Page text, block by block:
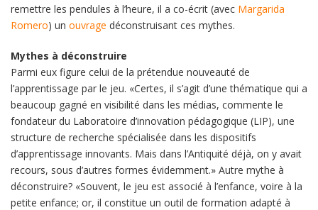
remettre les pendules à l’heure, il a co-écrit (avec Margarida
Romero) un ouvrage déconstruisant ces mythes.
Mythes à déconstruire
Parmi eux figure celui de la prétendue nouveauté de
l’apprentissage par le jeu. «Certes, il s’agit d’une thématique qui a
beaucoup gagné en visibilité dans les médias, commente le
fondateur du Laboratoire d’innovation pédagogique (LIP), une
structure de recherche spécialisée dans les dispositifs
d’apprentissage innovants. Mais dans l’Antiquité déjà, on y avait
recours, sous d’autres formes évidemment.» Autre mythe à
déconstruire? «Souvent, le jeu est associé à l’enfance, voire à la
petite enfance; or, il constitue un outil de formation adapté à